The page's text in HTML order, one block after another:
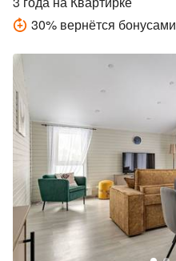
30% вернётся бонусами